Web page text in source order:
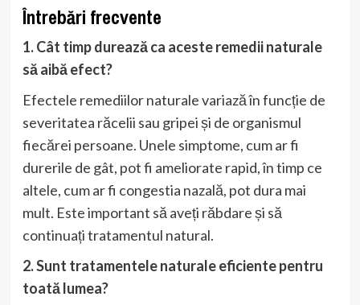
Întrebări frecvente
1. Cât timp durează ca aceste remedii naturale
să aibă efect?
Efectele remediilor naturale variază în funcție de
severitatea răcelii sau gripei și de organismul
fiecărei persoane. Unele simptome, cum ar fi
durerile de gât, pot fi ameliorate rapid, în timp ce
altele, cum ar fi congestia nazală, pot dura mai
mult. Este important să aveți răbdare și să
continuați tratamentul natural.
2. Sunt tratamentele naturale eficiente pentru
toată lumea?